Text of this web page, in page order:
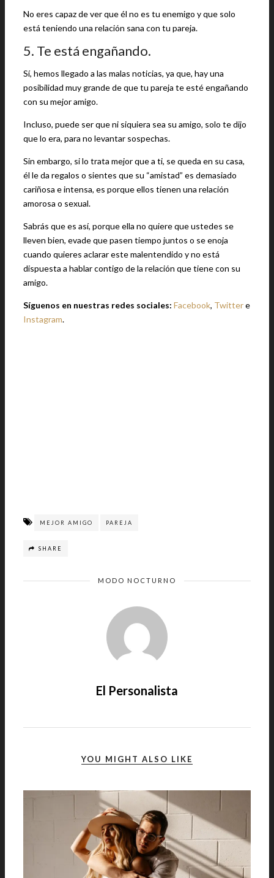
No eres capaz de ver que él no es tu enemigo y que solo
está teniendo una relación sana con tu pareja.
5. Te está engañando.
Sí, hemos llegado a las malas noticias, ya que, hay una
posibilidad muy grande de que tu pareja te esté engañando
con su mejor amigo.
Incluso, puede ser que ni siquiera sea su amigo, solo te dijo
que lo era, para no levantar sospechas.
Sin embargo, si lo trata mejor que a ti, se queda en su casa,
él le da regalos o sientes que su “amistad” es demasiado
cariñosa e intensa, es porque ellos tienen una relación
amorosa o sexual.
Sabrás que es así, porque ella no quiere que ustedes se
lleven bien, evade que pasen tiempo juntos o se enoja
cuando quieres aclarar este malentendido y no está
dispuesta a hablar contigo de la relación que tiene con su
amigo.
Síguenos en nuestras redes sociales: Facebook, Twittere
Instagram.
MEJOR AMIGO PAREJA
SHARE
MODO NOCTURNO
El Personalista
YOU MIGHT ALSO LIKE